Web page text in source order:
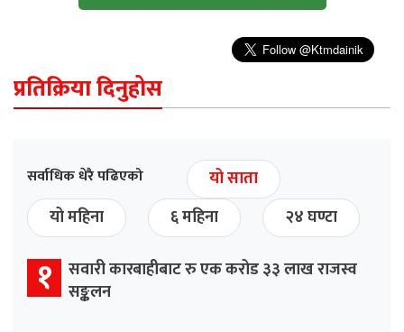
प्रतिक्रिया दिनुहोस
सर्वाधिक धेरै पढिएको
यो साता
यो महिना
६ महिना २४ घण्टा
१ सवारी कारबाहीबाट रु एक करोड ३३ लाख राजस्व
सङ्कलन